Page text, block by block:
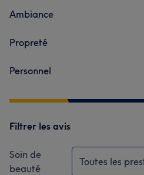
Ambiance
Propreté
Personnel
Filtrer les avis
Soin de
beauté
Toutes les